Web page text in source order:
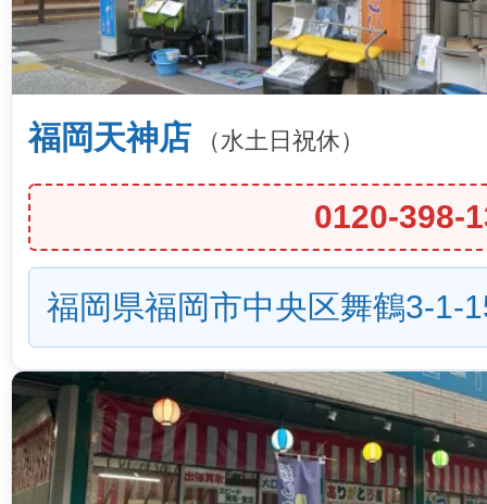
福岡天神店 （水土日祝休）
0120-398-
福岡県福岡市中央区舞鶴3-1-